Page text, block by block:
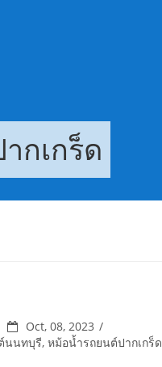
กเกร็ด
Oct, 08, 2023
นนทบุรี, หม้อน้ำรถยนต์ปากเกร็ด